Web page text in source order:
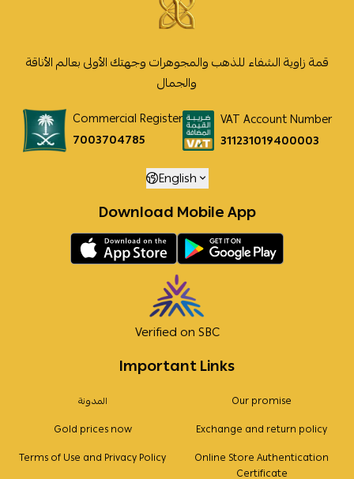
Important Links
المدونة
Our promise
Gold prices now
Exchange and return policy
Terms of Use and Privacy Policy
Online Store Authentication
Certificate
قمة زاوية الشفاء للذهب والمجوهرات وجهتك الأولى بعالم الأناقة
والجمال
Commercial Register
7003704785
VAT Account Number
311231019400003
English
Download Mobile App
Verified on SBC